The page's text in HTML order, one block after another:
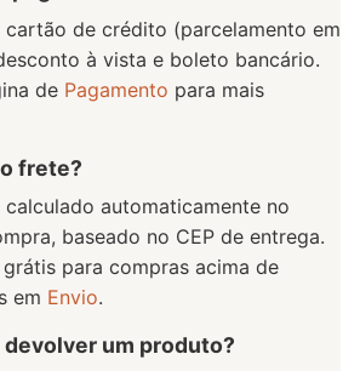
cartão de crédito (parcelamento em
à vista e boleto bancário.
de Pagamento para mais
frete?
automaticamente no
baseado no CEP de entrega.
para compras acima de
em Envio.
um produto?